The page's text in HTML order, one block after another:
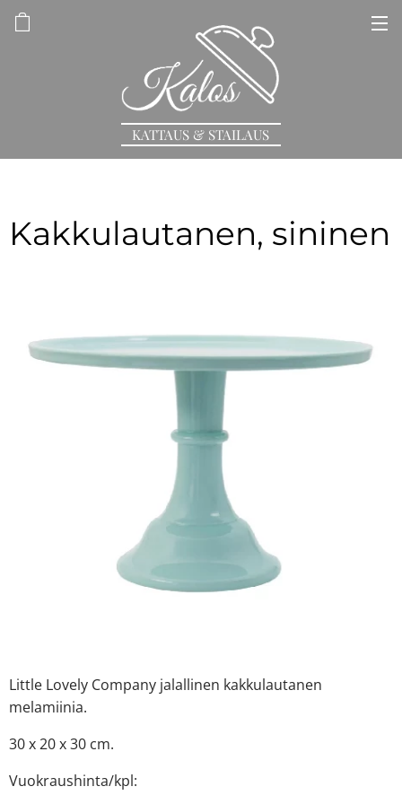
KATTAUS & STAILAUS
Kakkulautanen, sininen
Little Lovely Company jalallinen kakkulautanen
melamiinia.
30 x 20 x 30 cm.
Vuokraushinta/kpl: